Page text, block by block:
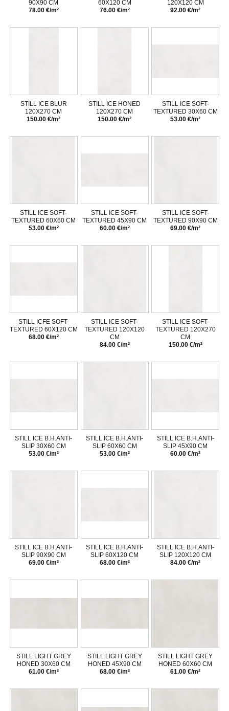
90X90 CM
78.00 €/m²
60X120 CM
76.00 €/m²
120X120 CM
92.00 €/m²
STILL ICE BLUR
120X270 CM
150.00 €/m²
STILL ICE HONED
120X270 CM
150.00 €/m²
STILL ICE SOFT-
TEXTURED 30X60 CM
53.00 €/m²
STILL ICE SOFT-
TEXTURED 60X60 CM
53.00 €/m²
STILL ICE SOFT-
TEXTURED 45X90 CM
60.00 €/m²
STILL ICE SOFT-
TEXTURED 90X90 CM
69.00 €/m²
STILL ICFE SOFT-
TEXTURED 60X120 CM
68.00 €/m²
STILL ICE SOFT-
TEXTURED 120X120
CM
84.00 €/m²
STILL ICE SOFT-
TEXTURED 120X270
CM
150.00 €/m²
STILL ICE B.H.ANTI-
SLIP 30X60 CM
53.00 €/m²
STILL ICE B.H.ANTI-
SLIP 60X60 CM
53.00 €/m²
STILL ICE B.H.ANTI-
SLIP 45X90 CM
60.00 €/m²
STILL ICE B.H.ANTI-
SLIP 90X90 CM
69.00 €/m²
STILL ICE B.H.ANTI-
SLIP 60X120 CM
68.00 €/m²
STILL ICE B.H.ANTI-
SLIP 120X120 CM
84.00 €/m²
STILL LIGHT GREY
HONED 30X60 CM
61.00 €/m²
STILL LIGHT GREY
HONED 45X90 CM
68.00 €/m²
STILL LIGHT GREY
HONED 60X60 CM
61.00 €/m²